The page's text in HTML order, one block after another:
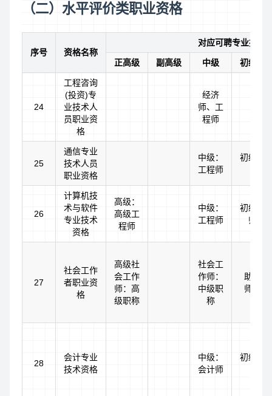
（二）水平评价类职业资格
序号 资格名称
对应可聘专业技术
正高级 副高级 中级 初级（
24
工程咨询
(投资)专
业技术人
员职业资
格
经济
师、工
程师
25
通信专业
技术人员
职业资格
中级：
工程师
初级：
26
计算机技
术与软件
专业技术
资格
高级：
高级工
程师
中级：
工程师
初级：
师或
27
社会工作
者职业资
格
高级社
会工作
师：高
级职称
社会工
作师：
中级职
称
助理
师：初
28
会计专业
技术资格
中级：
会计师
初级：